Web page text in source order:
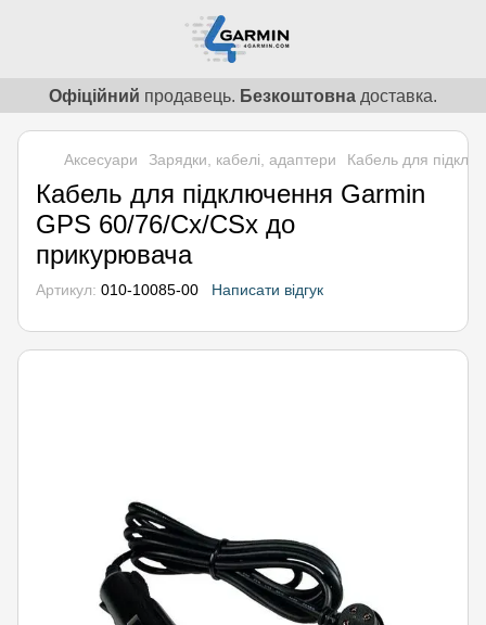
Офіційний продавець. Безкоштовна доставка.
Аксесуари Зарядки, кабелі, адаптери Кабель для
Кабель для підключення Garmin
GPS 60/76/Cx/CSx до
прикурювача
Артикул: 010-10085-00 Написати відгук